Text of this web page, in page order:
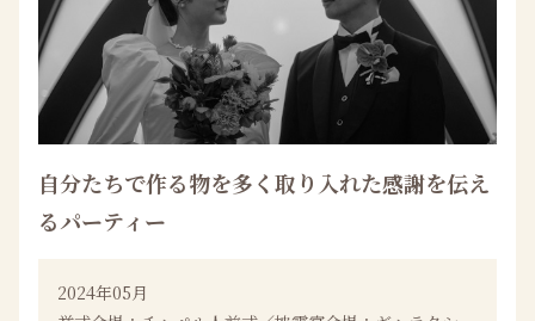
自分たちで作る物を多く取り入れた感謝を伝え
るパーティー
2024年05月